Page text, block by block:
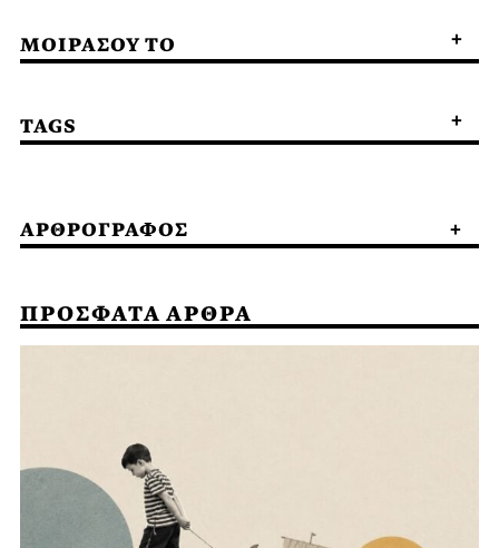
ΜΟΙΡΑΣΟΥ ΤΟ
TAGS
ΑΡΘΡΟΓΡΑΦΟΣ
ΠΡΟΣΦΑΤΑ ΑΡΘΡΑ